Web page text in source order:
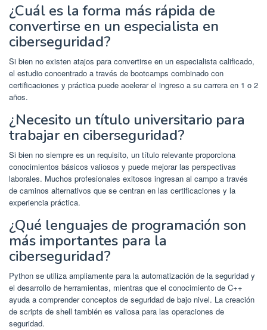
¿Cuál es la forma más rápida de
convertirse en un especialista en
ciberseguridad?
Si bien no existen atajos para convertirse en un especialista calificado,
el estudio concentrado a través de bootcamps combinado con
certificaciones y práctica puede acelerar el ingreso a su carrera en 1 o 2
años.
¿Necesito un título universitario para
trabajar en ciberseguridad?
Si bien no siempre es un requisito, un título relevante proporciona
conocimientos básicos valiosos y puede mejorar las perspectivas
laborales. Muchos profesionales exitosos ingresan al campo a través
de caminos alternativos que se centran en las certificaciones y la
experiencia práctica.
¿Qué lenguajes de programación son
más importantes para la
ciberseguridad?
Python se utiliza ampliamente para la automatización de la seguridad y
el desarrollo de herramientas, mientras que el conocimiento de C++
ayuda a comprender conceptos de seguridad de bajo nivel. La creación
de scripts de shell también es valiosa para las operaciones de
seguridad.